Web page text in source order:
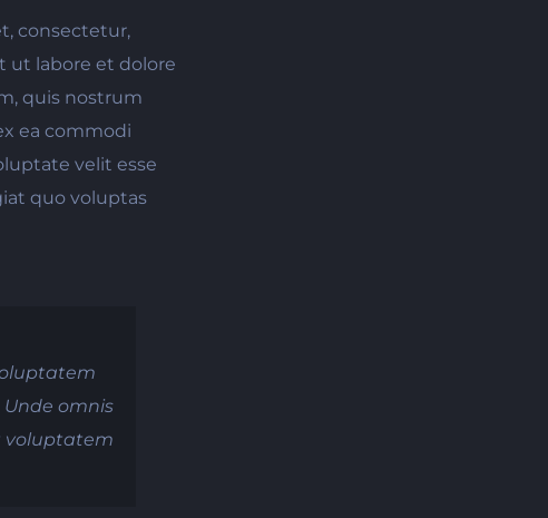
consectetur,
ut labore et dolore
quis nostrum
ea commodi
velit esse
quo voluptas
omnis
voluptatem